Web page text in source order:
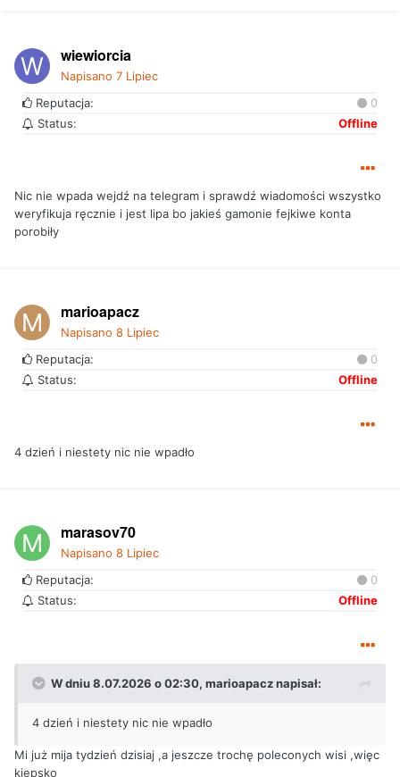
wiewiorcia
Napisano 7 Lipiec
Reputacja:
0
Status:
Offline
Nic nie wpada wejdź na telegram i sprawdź wiadomości wszystko
weryfikuja ręcznie i jest lipa bo jakieś gamonie fejkiwe konta
porobiły
marioapacz
Napisano 8 Lipiec
Reputacja:
0
Status:
Offline
4 dzień i niestety nic nie wpadło
marasov70
Napisano 8 Lipiec
Reputacja:
0
Status:
Offline
W dniu 8.07.2026 o 02:30, marioapacznapisał:
4 dzień i niestety nic nie wpadło
Mi już mija tydzień dzisiaj ,a jeszcze trochę poleconych wisi ,więc
kiepsko